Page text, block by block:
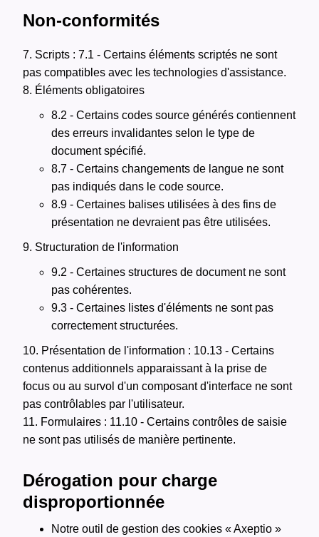
Non-conformités
7. Scripts : 7.1 - Certains éléments scriptés ne sont
pas compatibles avec les technologies d'assistance.
8. Éléments obligatoires
8.2 - Certains codes source générés contiennent
des erreurs invalidantes selon le type de
document spécifié.
8.7 - Certains changements de langue ne sont
pas indiqués dans le code source.
8.9 - Certaines balises utilisées à des fins de
présentation ne devraient pas être utilisées.
9. Structuration de l'information
9.2 - Certaines structures de document ne sont
pas cohérentes.
9.3 - Certaines listes d'éléments ne sont pas
correctement structurées.
10. Présentation de l'information : 10.13 - Certains
contenus additionnels apparaissant à la prise de
focus ou au survol d'un composant d'interface ne sont
pas contrôlables par l'utilisateur.
11. Formulaires : 11.10 - Certains contrôles de saisie
ne sont pas utilisés de manière pertinente.
Dérogation pour charge
disproportionnée
Notre outil de gestion des cookies « Axeptio »